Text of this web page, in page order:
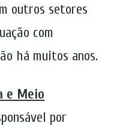
outros setores
com
há muitos anos.
e Meio
por